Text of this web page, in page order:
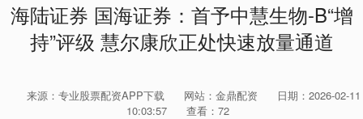
海陆证券 国海证券：首予中慧生物-B“增
持”评级 慧尔康欣正处快速放量通道
来源：专业股票配资APP下载 网站：金鼎配资
日期：2026-02-11
10:03:57
查看：72